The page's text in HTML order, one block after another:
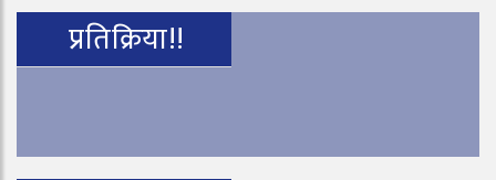
प्रतिक्रिया!!